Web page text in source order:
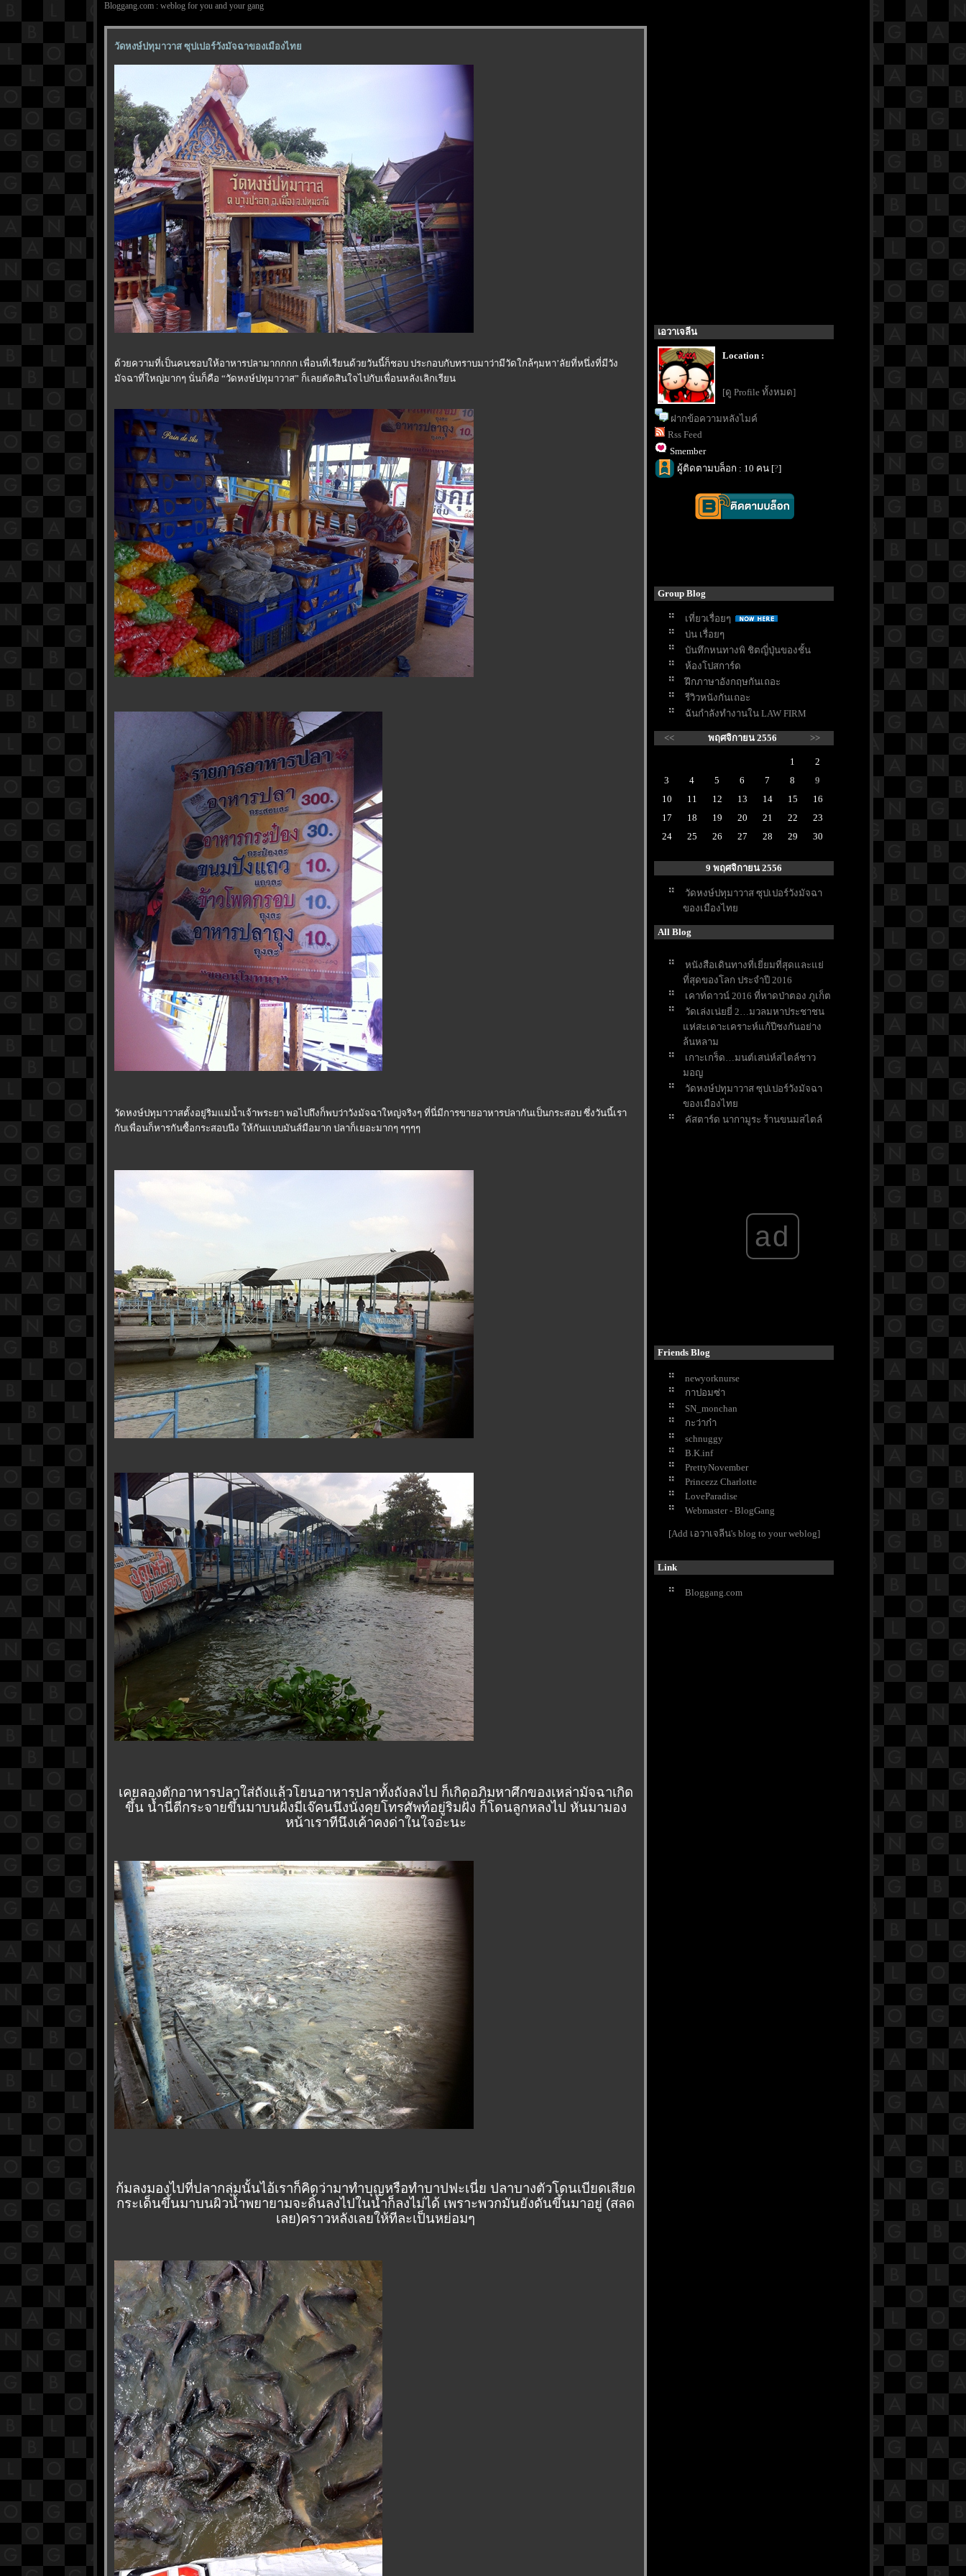
Bloggang.com : weblog for you and your gang
วัดหงษ์ปทุมาวาส ซุปเปอร์วังมัจฉาของเมืองไท
ด้วยความที่เป็นคนชอบให้อาหารปลามากกกก เพื่อนที่เรียนด้วยวันนี้ก็ชอบ ประกอบกับทราบมาว่ามีวัดใกล้ๆมหา’ลัยที่หนึ่งที่มีวัง
มัจฉาที่ใหญ่มากๆ นั่นก็คือ “วัดหงษ์ปทุมาวาส” ก็เลยตัดสินใจไปกับเพื่อนหลังเลิกเรียน
วัดหงษ์ปทุมาวาสตั้งอยู่ริมแม่น้ำเจ้าพระยา พอไปถึงก็พบว่าวังมัจฉาใหญ่จริงๆ ที่นี่มีการขายอาหารปลากันเป็นกระสอบ ซึ่งวันนี้เรา
กับเพื่อนก็หารกันซื้อกระสอบนึง ให้กันแบบมันส์มือมาก ปลาก็เยอะมากๆ ๆๆๆๆ
เคยลองตักอาหารปลาใส่ถังแล้วโยนอาหารปลาทั้งถังลงไป ก็เกิดอภิมหาศึกของเหล่ามัจฉาเกิด
ขึ้น น้ำนี่ตีกระจายขึ้นมาบนฝั่งมีเจ๊คนนึงนั่งคุยโทรศัพท์อยู่ริมฝั่ง ก็โดนลูกหลงไป หันมามอง
หน้าเราทีนึงเค้าคงด่าในใจอ่ะนะ
ก้มลงมองไปที่ปลากลุ่มนั้นไอ้เราก็คิดว่ามาทำบุญหรือทำบาปฟะเนี่ย ปลาบางตัวโดนเบียดเสียด
กระเด็นขึ้นมาบนผิวน้ำพยายามจะดิ้นลงไปในน้ำก็ลงไม่ได้ เพราะพวกมันยังดันขึ้นมาอยู่ (สลด
เลย)คราวหลังเลยให้ทีละเป็นหย่อมๆ
เอวาเจลีน
Location :
[ดู Profile ทั้งหมด]
ฝากข้อความหลังไมค์
Rss Feed
Smember
ผู้ติดตามบล็อก : 10 คน [?]
Group Blog
เที่ยวเรื่อยๆ
บ่น เรื่อยๆ
บันทึกหนทางพิ ชิตญี่ปุ่นของชั้น
ห้องโปสการ์ด
ฝึกภาษาอังกฤษกันเถอะ
รีวิวหนังกันเถอะ
ฉันกำลังทำงานใน LAW FIRM
<< พฤศจิกายน 2556 >>
1
2
3
4 5 6 7 8
9
10
11 12 13 14 15
16
17
18 19 20 21 22
23
24
25 26 27 28 29 30
9 พฤศจิกายน 2556
วัดหงษ์ปทุมาวาส ซุปเปอร์วังมัจฉา
ของเมืองไท
All Blog
หนังสือเดินทางที่เยี่ยมที่สุดและแย่
ที่สุดของโลก ประจำปี 2016
เคาท์ดาวน์ 2016 ที่หาดป่าตอง ภูเก็ต
วัดเล่งเน่ยยี่ 2…มวลมหาประชาชน
ห่สะเดาะเคราะห์แก้ปีชงกันอย่าง
ล้นหลาม
เกาะเกร็ด…มนต์เสน่ห์สไตล์ชาว
มอญ
วัดหงษ์ปทุมาวาส ซุปเปอร์วังมัจฉา
ของเมืองไท
คัสตาร์ด นากามูระ ร้านขนมสไตล์
ad
Friends Blog
newyorknurse
กาปอมซ่า
SN_monchan
กะว่าก๋า
schnuggy
B.K.inf
PrettyNovember
Princezz Charlotte
LoveParadise
Webmaster - BlogGang
[Add เอวาเจลีน's blog to your weblog]
Link
Bloggang.com